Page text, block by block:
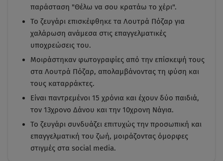
παράσταση "Θέλω να σου κρατάω το χέρι".
Το ζευγάρι επισκέφθηκε τα Λουτρά Πόζαρ για
χαλάρωση ανάμεσα στις επαγγελματικές
υποχρεώσεις του.
Μοιράστηκαν φωτογραφίες από την επίσκεψή τους
στα Λουτρά Πόζαρ, απολαμβάνοντας τη φύση και
τους καταρράκτες.
Είναι παντρεμένοι 15 χρόνια και έχουν δύο παιδιά,
τον 13χρονο Δάνου και την 10χρονη Νάγια.
Το ζευγάρι συνδυάζει επιτυχώς την προσωπική και
επαγγελματική του ζωή, μοιράζοντας όμορφες
στιγμές στα social media.